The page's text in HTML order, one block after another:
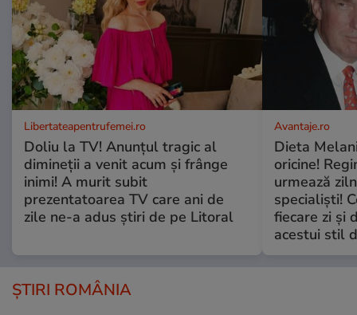
Libertateapentrufemei.ro
Doliu la TV! Anunțul tragic al
dimineții a venit acum și frânge
inimi! A murit subit
prezentatoarea TV care ani de
zile ne-a adus știri de pe Litoral
Avantaje.ro
Dieta
oricine!
urmează
specialiști!
fiecare zi și
acestui stil
ȘTIRI ROMÂNIA